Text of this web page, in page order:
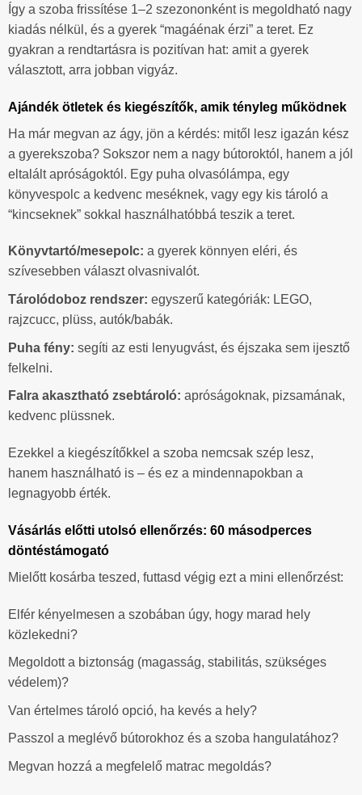
Így a szoba frissítése 1–2 szezononként is megoldható nagy
kiadás nélkül, és a gyerek “magáénak érzi” a teret. Ez
gyakran a rendtartásra is pozitívan hat: amit a gyerek
választott, arra jobban vigyáz.
Ajándék ötletek és kiegészítők, amik tényleg működnek
Ha már megvan az ágy, jön a kérdés: mitől lesz igazán kész
a gyerekszoba? Sokszor nem a nagy bútoroktól, hanem a jól
eltalált apróságoktól. Egy puha olvasólámpa, egy
könyvespolc a kedvenc meséknek, vagy egy kis tároló a
“kincseknek” sokkal használhatóbbá teszik a teret.
Könyvtartó/mesepolc: a gyerek könnyen eléri, és
szívesebben választ olvasnivalót.
Tárolódoboz rendszer: egyszerű kategóriák: LEGO,
rajzcucc, plüss, autók/babák.
Puha fény: segíti az esti lenyugvást, és éjszaka sem ijesztő
felkelni.
Falra akasztható zsebtároló: apróságoknak, pizsamának,
kedvenc plüssnek.
Ezekkel a kiegészítőkkel a szoba nemcsak szép lesz,
hanem használható is – és ez a mindennapokban a
legnagyobb érték.
Vásárlás előtti utolsó ellenőrzés: 60 másodperces
döntéstámogató
Mielőtt kosárba teszed, futtasd végig ezt a mini ellenőrzést:
Elfér kényelmesen a szobában úgy, hogy marad hely
közlekedni?
Megoldott a biztonság (magasság, stabilitás, szükséges
védelem)?
Van értelmes tároló opció, ha kevés a hely?
Passzol a meglévő bútorokhoz és a szoba hangulatához?
Megvan hozzá a megfelelő matrac megoldás?